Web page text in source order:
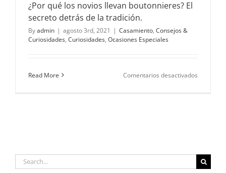
¿Por qué los novios llevan boutonnieres? El
secreto detrás de la tradición.
Byadmin | agosto 3rd, 2021 | Casamiento, Consejos &
Curiosidades, Curiosidades, Ocasiones Especiales
Read More Comentarios desactivados
detrás
de
Search
for: